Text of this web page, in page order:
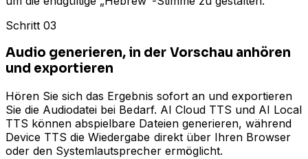
Schritt 03
Audio generieren, in der Vorschau anhören
und exportieren
Hören Sie sich das Ergebnis sofort an und exportieren
Sie die Audiodatei bei Bedarf. AI Cloud TTS und AI Local
TTS können abspielbare Dateien generieren, während
Device TTS die Wiedergabe direkt über Ihren Browser
oder den Systemlautsprecher ermöglicht.